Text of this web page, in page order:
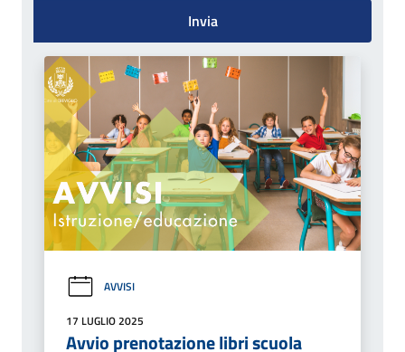
Invia
AVVISI
17 LUGLIO 2025
Avvio prenotazione libri scuola